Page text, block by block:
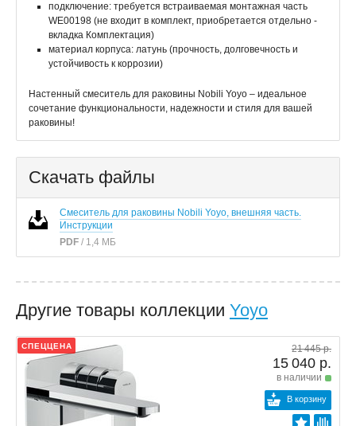
подключение: требуется встраиваемая монтажная часть
WE00198 (не входит в комплект, приобретается отдельно -
вкладка Комплектация)
материал корпуса: латунь (прочность, долговечность и
устойчивость к коррозии)
Настенный смеситель для раковины Nobili Yoyo – идеальное
сочетание функциональности, надежности и стиля для вашей
раковины!
Скачать файлы
Смеситель для раковины Nobili Yoyo, внешняя часть.
Инструкции
PDF / 1,4 МБ
Другие товары коллекции Yoyo
СПЕЦЦЕНА 21 445 р.
15 040 р.
в наличии
В корзину